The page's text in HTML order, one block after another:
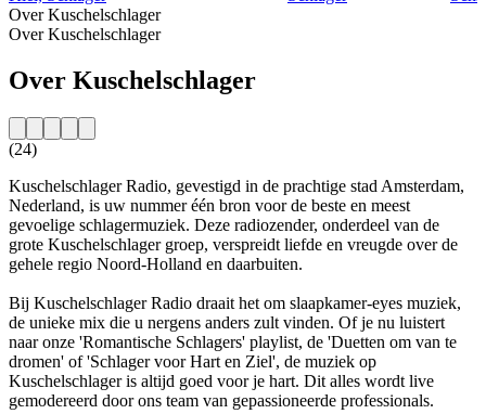
Over Kuschelschlager
Over Kuschelschlager
Over Kuschelschlager
(24)
Kuschelschlager Radio, gevestigd in de prachtige stad Amsterdam,
Nederland, is uw nummer één bron voor de beste en meest
gevoelige schlagermuziek. Deze radiozender, onderdeel van de
grote Kuschelschlager groep, verspreidt liefde en vreugde over de
gehele regio Noord-Holland en daarbuiten.
Bij Kuschelschlager Radio draait het om slaapkamer-eyes muziek,
de unieke mix die u nergens anders zult vinden. Of je nu luistert
naar onze 'Romantische Schlagers' playlist, de 'Duetten om van te
dromen' of 'Schlager voor Hart en Ziel', de muziek op
Kuschelschlager is altijd goed voor je hart. Dit alles wordt live
gemodereerd door ons team van gepassioneerde professionals.